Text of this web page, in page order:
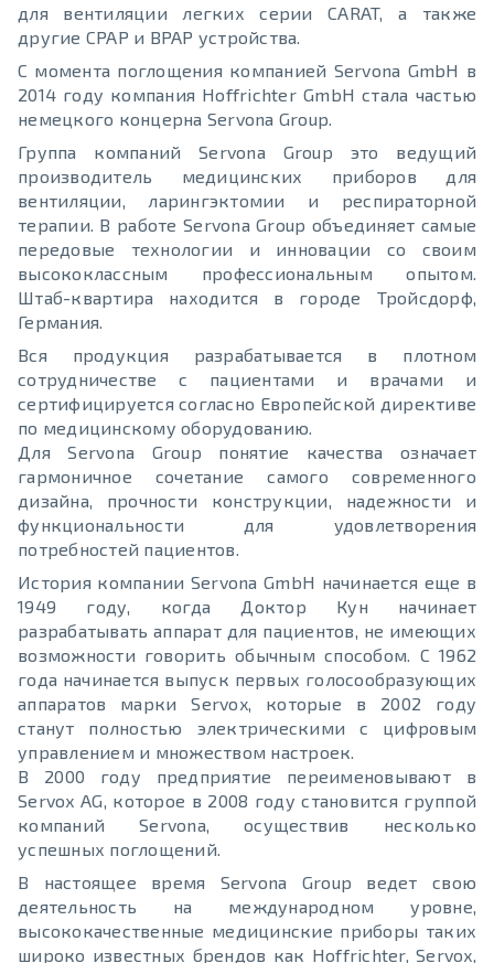
для вентиляции легких серии CARAT, а также
другие CPAP и BPAP устройства.
С момента поглощения компанией Servona GmbH в
2014 году компания Hoffrichter GmbH стала частью
немецкого концерна Servona Group.
Группа компаний Servona Group это ведущий
производитель медицинских приборов для
вентиляции, ларингэктомии и респираторной
терапии. В работе Servona Group объединяет самые
передовые технологии и инновации со своим
высококлассным профессиональным опытом.
Штаб-квартира находится в городе Тройсдорф,
Германия.
Вся продукция разрабатывается в плотном
сотрудничестве с пациентами и врачами и
сертифицируется согласно Европейской директиве
по медицинскому оборудованию.
Для Servona Group понятие качества означает
гармоничное сочетание самого современного
дизайна, прочности конструкции, надежности и
функциональности для удовлетворения
потребностей пациентов.
История компании Servona GmbH начинается еще в
1949 году, когда Доктор Кун начинает
разрабатывать аппарат для пациентов, не имеющих
возможности говорить обычным способом. С 1962
года начинается выпуск первых голосообразующих
аппаратов марки Servox, которые в 2002 году
станут полностью электрическими с цифровым
управлением и множеством настроек.
В 2000 году предприятие переименовывают в
Servox AG, которое в 2008 году становится группой
компаний Servona, осуществив несколько
успешных поглощений.
В настоящее время Servona Group ведет свою
деятельность на международном уровне,
высококачественные медицинские приборы таких
широко известных брендов как Hoffrichter, Servox,